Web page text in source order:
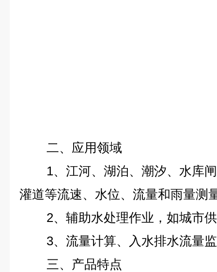
二、应用领域
1、江河、湖泊、潮汐、水库
灌道等流速、水位、流量和雨量测
2、辅助水处理作业，如城市
3、流量计算、入水排水流量
三、产品特点